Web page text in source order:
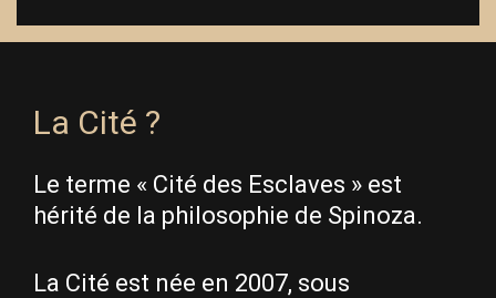
La Cité ?
Le terme « Cité des Esclaves » est
hérité de la philosophie de Spinoza.
La Cité est née en 2007, sous